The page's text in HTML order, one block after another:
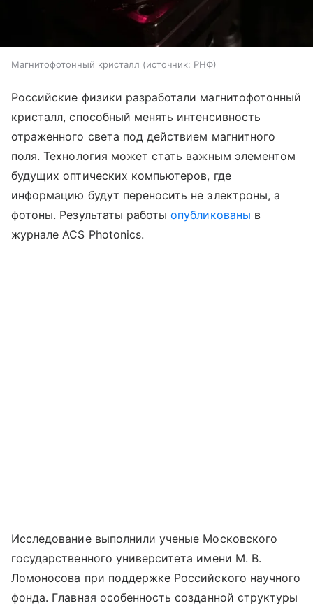
Магнитофотонный кристалл источник: РНФ
Российские физики разработали магнитофотонный
кристалл, способный менять интенсивность
отраженного света под действием магнитного
поля. Технология может стать важным элементом
будущих оптических компьютеров, где
информацию будут переносить не электроны, а
фотоны. Результаты работыопубликованы в
журнале ACS Photonics.
Исследование выполнили ученые Московского
государственного университета имени М. В.
Ломоносова при поддержке Российского научного
фонда. Главная особенность созданной структуры